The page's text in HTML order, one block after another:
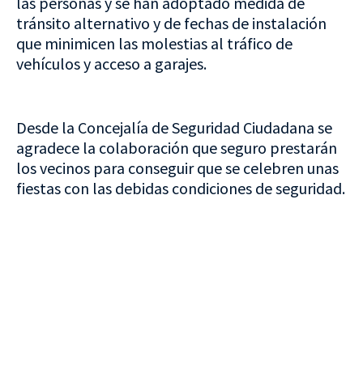
tránsito alternativo y de fechas de instalación
que minimicen las molestias al tráfico de
vehículos y acceso a garajes.
Desde la Concejalía de Seguridad Ciudadana se
agradece la colaboración que seguro prestarán
los vecinos para conseguir que se celebren unas
fiestas con las debidas condiciones de seguridad.